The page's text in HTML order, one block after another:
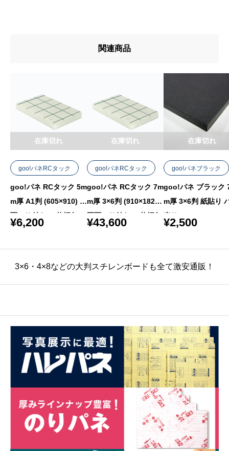
関連商品
goo!パネRCタック
goo!パネ RCタック 5m
m厚 A1判 (605×910) 片
面のり付き 10枚梱包
¥6,200
在庫切れ
goo!パネRCタック
goo!パネ RCタック 7m
m厚 3×6判 (910×1820)
両面のり付き 20枚梱包
¥43,600
在庫切れ
goo!パネブラック
goo!パネ ブラック
m厚 3×6判 紙貼り
売り
¥2,500
在庫切れ
3×6・4×8などの大判スチレンボードも全て激安通販！